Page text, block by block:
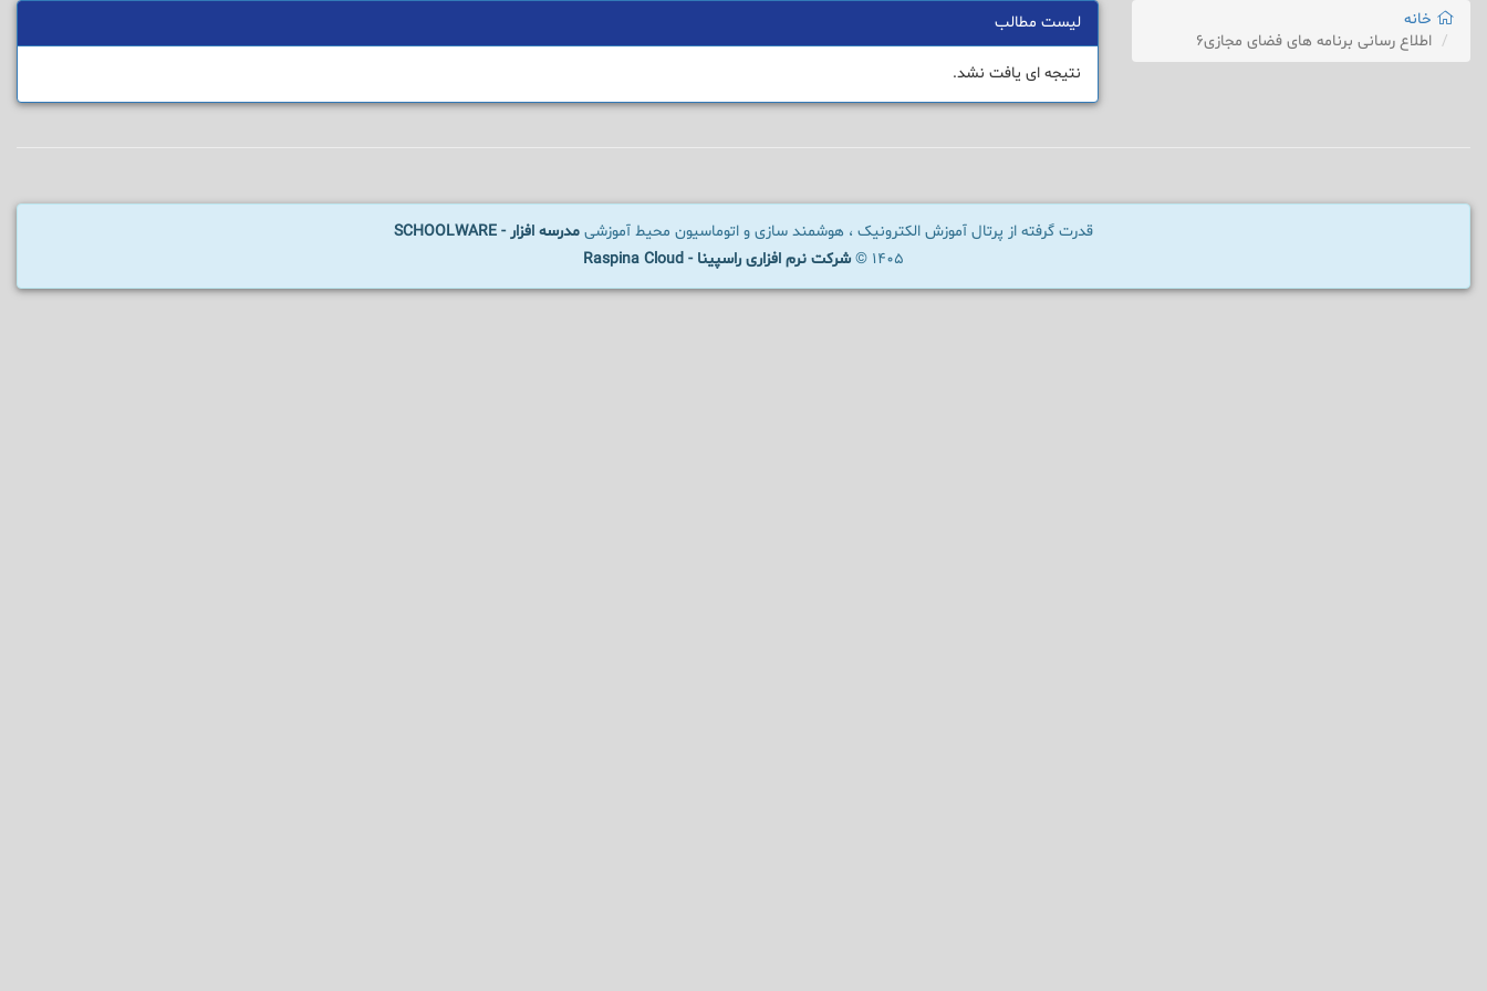
لیست مطالب
نتیجه ای یافت نشد.
خانه
اطلاع رسانی برنامه های فضای مجازی6
قدرت گرفته از پرتال آموزش الکترونیک ، هوشمند سازی و اتوماسیون محیط آموزشی مدرسه افزار - SCHOOLWARE
1405 ©
شرکت نرم افزاری راسپینا - Raspina Cloud